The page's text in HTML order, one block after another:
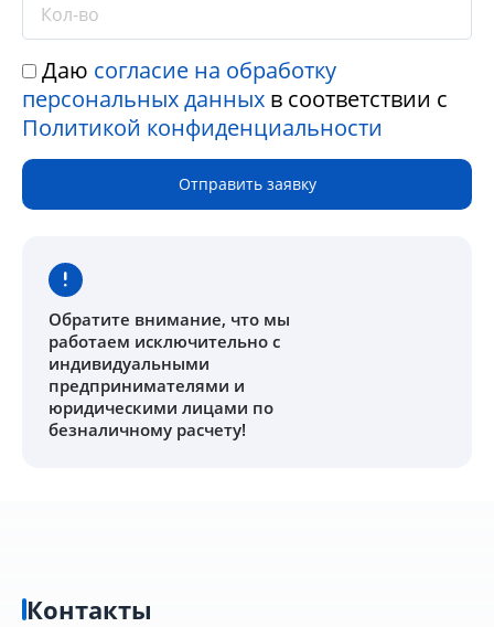
Даю согласие на обработку
персональных данных в соответствии с
Политикой конфиденциальности
Отправить заявку
Обратите внимание, что мы
работаем исключительно с
индивидуальными
предпринимателями и
юридическими лицами по
безналичному расчету!
Контакты